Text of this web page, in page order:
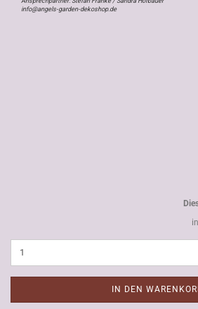
info@angels-garden-dekoshop.de
IN DEN